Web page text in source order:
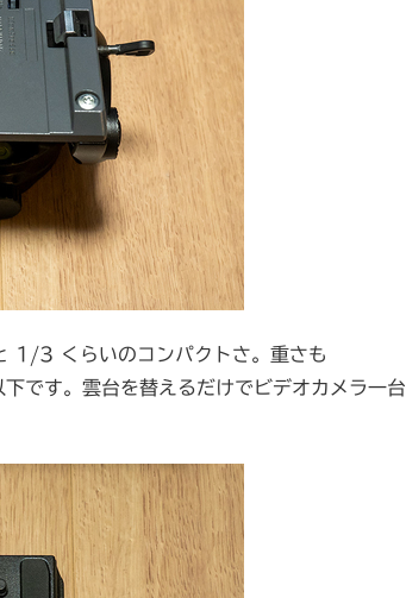
1/3 くらいのコンパクトさ。重さも
す。雲台を替えるだけでビデオカメラ一台